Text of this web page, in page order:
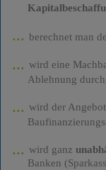
berechnet man
wird eine
Ablehnung
wird der
wird ganz
Banken